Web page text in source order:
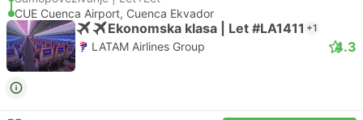
CUE Cuenca Airport, Cuenca Ekvador
Ekonomska klasa | Let #LA1411 +1
LATAM Airlines Group 4.3